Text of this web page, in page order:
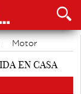
Motor